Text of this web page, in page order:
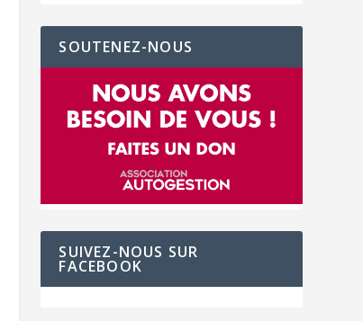
SOUTENEZ-NOUS
SUIVEZ-NOUS SUR
FACEBOOK